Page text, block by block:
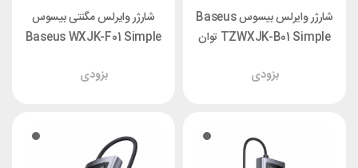
شارژر وایرلس بیسوس Baseus
TZWXJK-B01 Simple توان
بزودی
شارژر وایرلس مگنتی بیسوس
Baseus WXJK-F01 Simple
بزودی